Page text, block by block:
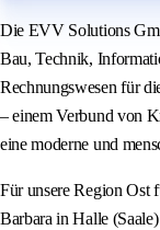
Die EVV Solutions
Bau, Technik,
Rechnungswesen für
– einem Verbund von
eine moderne und
Für unsere Region Ost
Barbara in Halle